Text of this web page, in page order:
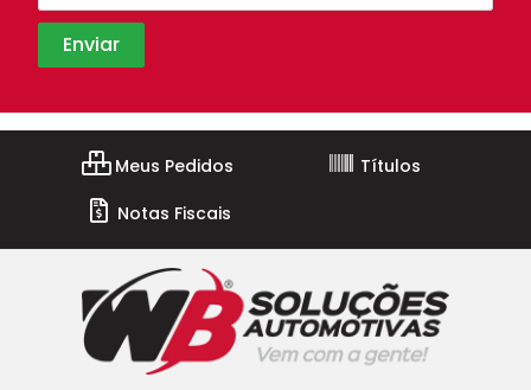
Meus Pedidos
Títulos
Notas Fiscais